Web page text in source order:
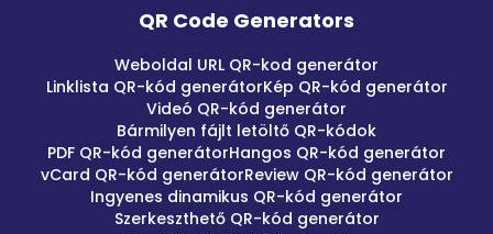
QR Code Generators
Weboldal URL QR-kod generátor
Linklista QR-kód generátorKép QR-kód generátor
Videó QR-kód generátor
Bármilyen fájlt letöltő QR-kódok
PDF QR-kód generátorHangos QR-kód generátor
vCard QR-kód generátorReview QR-kód generátor
Ingyenes dinamikus QR-kód generátor
Szerkeszthető QR-kód generátor